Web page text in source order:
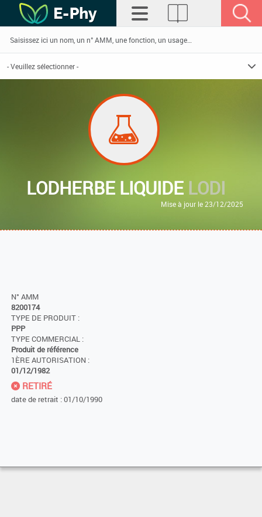
LODHERBE LIQUIDE LODI
Mise à jour le 23/12/2025
N° AMM
8200174
TYPE DE PRODUIT :
PPP
TYPE COMMERCIAL :
Produit de référence
1ÈRE AUTORISATION :
01/12/1982
RETIRÉ
date de retrait : 01/10/1990